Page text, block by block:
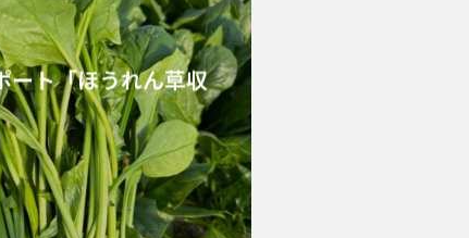
ート「ほうれん草収